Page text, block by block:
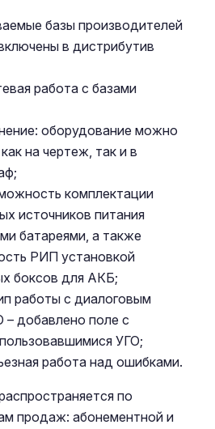
базы производителей
в дистрибутив
работа с базами
оборудование можно
на чертеж, так и в
комплектации
источников питания
батареями, а также
РИП установкой
боксов для АКБ;
работы с диалоговым
– добавлено поле с
УГО;
работа над ошибками.
по
продаж: абонементной и